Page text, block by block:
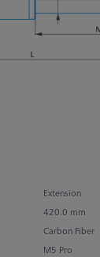
Extension
420.0 mm
Carbon Fiber
M5 Pro